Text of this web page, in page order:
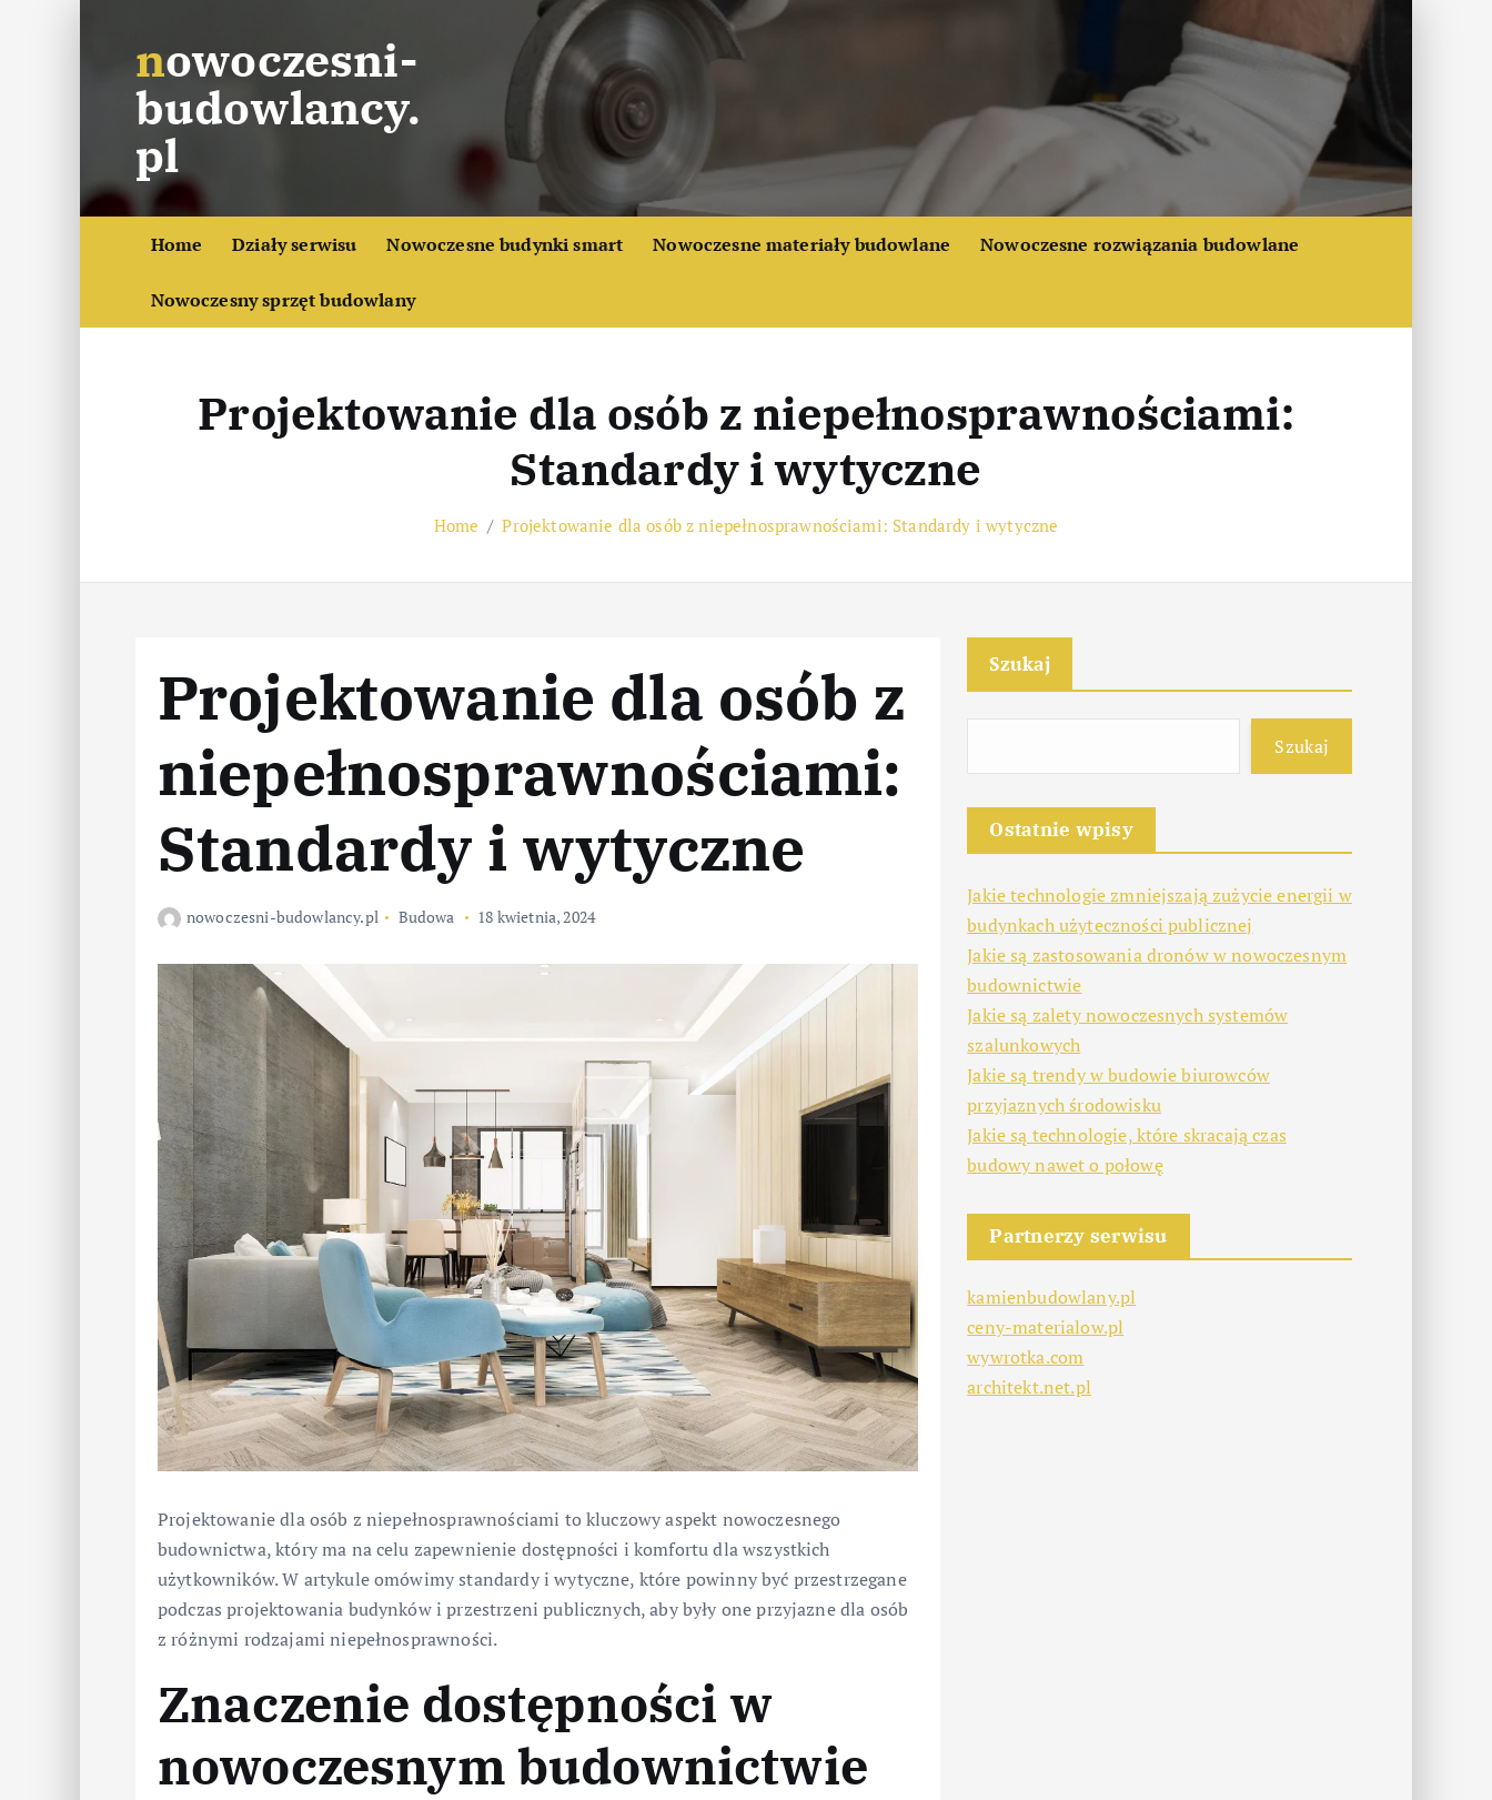
c
o
nowoczesni-
budowlancy.
pl
Home Działy serwisu Nowoczesne budynki smart Nowoczesne materiały budowlane Nowoczesne rozwiązania budowlane
Nowoczesny sprzęt budowlany
Projektowanie dla osób z niepełnosprawnościami:
Standardy i wytyczne
Home Projektowanie dla osób z niepełnosprawnościami: Standardy i wytyczne
Projektowanie dla osób z
niepełnosprawnościami:
Standardy i wytyczne
nowoczesni-budowlancy.pl Budowa 18 kwietnia, 2024
Projektowanie dla osób z niepełnosprawnościami to kluczowy aspekt nowoczesnego
budownictwa, który ma na celu zapewnienie dostępności i komfortu dla wszystkich
użytkowników. W artykule omówimy standardy i wytyczne, które powinny być przestrzegane
podczas projektowania budynków i przestrzeni publicznych, aby były one przyjazne dla osób
z różnymi rodzajami niepełnosprawności.
Znaczenie dostępności w
nowoczesnym budownictwie
Szukaj
Szukaj
Ostatnie wpisy
Jakie technologie zmniejszają zużycie energii w
budynkach użyteczności publicznej
Jakie są zastosowania dronów w nowoczesnym
budownictwie
Jakie są zalety nowoczesnych systemów
szalunkowych
Jakie są trendy w budowie biurowców
przyjaznych środowisku
Jakie są technologie, które skracają czas
budowy nawet o połowę
Partnerzy serwisu
kamienbudowlany.pl
ceny-materialow.pl
wywrotka.com
architekt.net.pl